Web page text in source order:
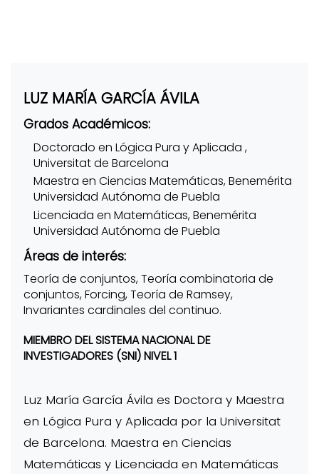
LUZ MARÍA GARCÍA ÁVILA
Grados Académicos:
Doctorado en Lógica Pura y Aplicada ,
Universitat de Barcelona
Maestra en Ciencias Matemáticas, Benemérita
Universidad Autónoma de Puebla
Licenciada en Matemáticas, Benemérita
Universidad Autónoma de Puebla
Áreas de interés:
Teoría de conjuntos, Teoría combinatoria de
conjuntos, Forcing, Teoría de Ramsey,
Invariantes cardinales del continuo.
MIEMBRO DEL SISTEMA NACIONAL DE
INVESTIGADORES (SNI) NIVEL 1
Luz María García Ávila es Doctora y Maestra
en Lógica Pura y Aplicada por la Universitat
de Barcelona. Maestra en Ciencias
Matemáticas y Licenciada en Matemáticas